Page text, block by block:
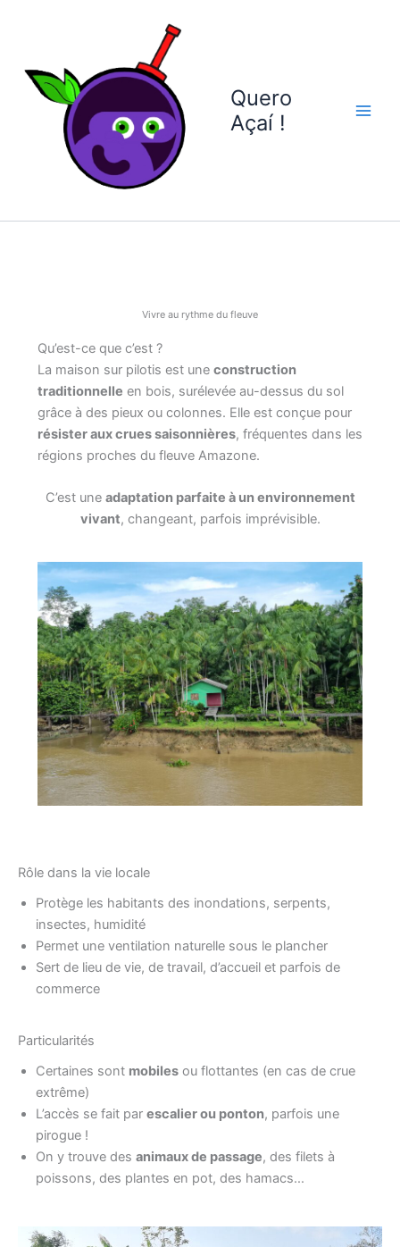
Quero
Açaí !
Vivre au rythme du fleuve
Qu’est-ce que c’est ?
La maison sur pilotis est une construction
traditionnelle en bois, surélevée au-dessus du sol
grâce à des pieux ou colonnes. Elle est conçue pour
résister aux crues saisonnières, fréquentes dans les
régions proches du fleuve Amazone.
C’est une adaptation parfaite à un environnement
vivant, changeant, parfois imprévisible.
Rôle dans la vie locale
Protège les habitants des inondations, serpents,
insectes, humidité
Permet une ventilation naturelle sous le plancher
Sert de lieu de vie, de travail, d’accueil et parfois de
commerce
Particularités
Certaines sont mobiles ou flottantes (en cas de crue
extrême)
L’accès se fait par escalier ou ponton, parfois une
pirogue !
On y trouve des animaux de passage, des filets à
poissons, des plantes en pot, des hamacs…